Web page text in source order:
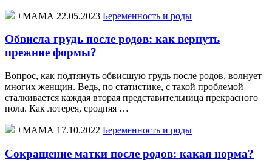
+МАМА 22.05.2023 Беременность и роды
Обвисла грудь после родов: как вернуть
прежние формы?
Вопрос, как подтянуть обвисшую грудь после родов, волнует
многих женщин. Ведь, по статистике, с такой проблемой
сталкивается каждая вторая представительница прекрасного
пола. Как лотерея, сродняя …
+МАМА 17.10.2022 Беременность и роды
Сокращение матки после родов: какая норма?